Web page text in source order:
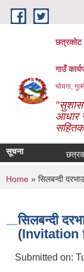
Skip to main content
छत्रकोट
गाउँ
चोयगा,
आधार
सूचना छत्रकोट
You are
Home » सिलबन्दी
सिलबन्दी
(Invitation
Submitted on: